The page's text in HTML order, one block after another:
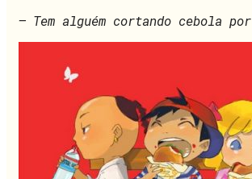
– Tem alguém cortando cebola